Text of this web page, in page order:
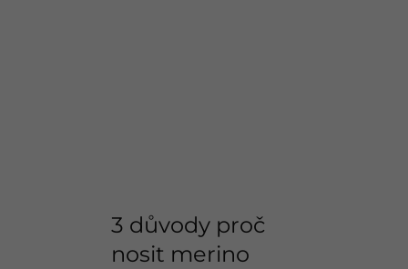
3 důvody proč
nosit merino